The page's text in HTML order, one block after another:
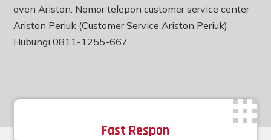
oven Ariston. Nomor telepon customer service center
Ariston Periuk (Customer Service Ariston Periuk)
Hubungi 0811-1255-667.
Fast Respon